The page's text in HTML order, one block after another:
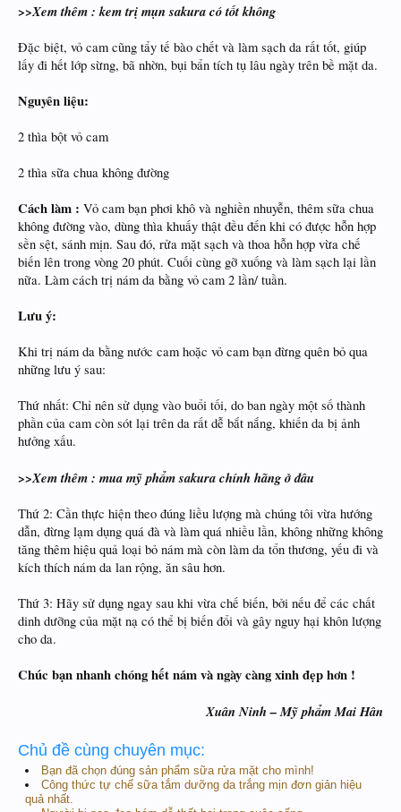
>>Xem thêm : kem trị mụn sakura có tốt không
Đặc biệt, vỏ cam cũng tẩy tế bào chết và làm sạch da rất tốt, giúp
lấy đi hết lớp sừng, bã nhờn, bụi bẩn tích tụ lâu ngày trên bề mặt da.
Nguyên liệu:
2 thìa bột vỏ cam
2 thìa sữa chua không đường
Cách làm : Vỏ cam bạn phơi khô và nghiền nhuyễn, thêm sữa chua
không đường vào, dùng thìa khuấy thật đều đến khi có được hỗn hợp
sền sệt, sánh mịn. Sau đó, rửa mặt sạch và thoa hỗn hợp vừa chế
biến lên trong vòng 20 phút. Cuối cùng gỡ xuống và làm sạch lại lần
nữa. Làm cách trị nám da bằng vỏ cam 2 lần/ tuần.
Lưu ý:
Khi trị nám da bằng nước cam hoặc vỏ cam bạn đừng quên bỏ qua
những lưu ý sau:
Thứ nhất: Chỉ nên sử dụng vào buổi tối, do ban ngày một số thành
phần của cam còn sót lại trên da rất dễ bắt nắng, khiến da bị ảnh
hưởng xấu.
>>Xem thêm : mua mỹ phẩm sakura chính hãng ở đâu
Thứ 2: Cần thực hiện theo đúng liều lượng mà chúng tôi vừa hướng
dẫn, đừng lạm dụng quá đà và làm quá nhiều lần, không những không
tăng thêm hiệu quả loại bỏ nám mà còn làm da tổn thương, yếu đi và
kích thích nám da lan rộng, ăn sâu hơn.
Thứ 3: Hãy sử dụng ngay sau khi vừa chế biến, bởi nếu để các chất
dinh dưỡng của mặt nạ có thể bị biến đổi và gây nguy hại khôn lượng
cho da.
Chúc bạn nhanh chóng hết nám và ngày càng xinh đẹp hơn !
Xuân Ninh – Mỹ phẩm Mai Hân
Chủ đề cùng chuyên mục:
Bạn đã chọn đúng sản phẩm sữa rửa mặt cho mình!
Công thức tự chế sữa tắm dưỡng da trắng mịn đơn giản hiệu
quả nhất.